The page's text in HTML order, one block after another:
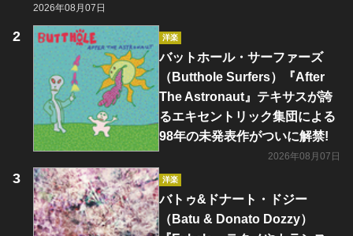
2026年08月07日
洋楽
バットホール・サーファーズ
（Butthole Surfers）『After
The Astronaut』テキサスが誇
るエキセントリック集団による
98年の未発表作がついに解禁!
2026年08月07日
洋楽
バトゥ&ドナート・ドジー
（Batu & Donato Dozzy）